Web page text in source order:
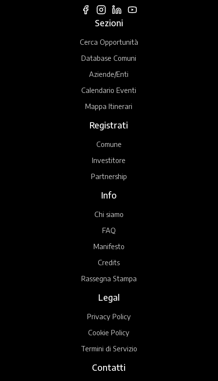
Sezioni
Cerca Opportunità
Database Comuni
Aziende/Enti
Calendario Eventi
Mappa Itinerari
Registrati
Comune
Investitore
Partnership
Info
Chi siamo
FAQ
Manifesto
Credits
Rassegna Stampa
Legal
Privacy Policy
Cookie Policy
Termini di Servizio
Contatti